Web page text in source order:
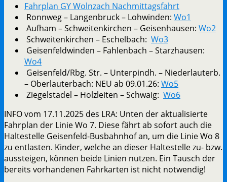
Fahrplan GY Wolnzach Nachmittagsfahrt
Ronnweg – Langenbruck – Lohwinden: Wo1
Aufham – Schweitenkirchen – Geisenhausen: Wo2
Schweitenkirchen – Eschelbach: Wo3
Geisenfeldwinden – Fahlenbach – Starzhausen:
Wo4
Geisenfeld/Rbg. Str. – Unterpindh. – Niederlauterb.
– Oberlauterbach: NEU ab 09.01.26: Wo5
Ziegelstadel – Holzleiten – Schwaig: Wo6
INFO vom 17.11.2025 des LRA: Unten der aktualisierte
Fahrplan der Linie Wo 7. Diese fährt ab sofort auch die
Haltestelle Geisenfeld-Busbahnhof an, um die Linie Wo 8
zu entlasten. Kinder, welche an dieser Haltestelle zu- bzw.
aussteigen, können beide Linien nutzen. Ein Tausch der
bereits vorhandenen Fahrkarten ist nicht notwendig!